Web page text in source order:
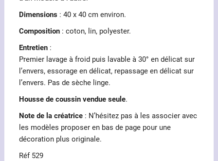
Dimensions: 40 x 40 cm environ.
Composition: coton, lin, polyester.
Entretien:
Premier lavage à froid puis lavable à 30° en délicat sur
l’envers, essorage en délicat, repassage en délicat sur
l’envers. Pas de sèche linge.
Housse de coussin vendue seule.
Note de la créatrice: N’hésitez pas à les associer avec
les modèles proposer en bas de page pour une
décoration plus originale.
Réf 529